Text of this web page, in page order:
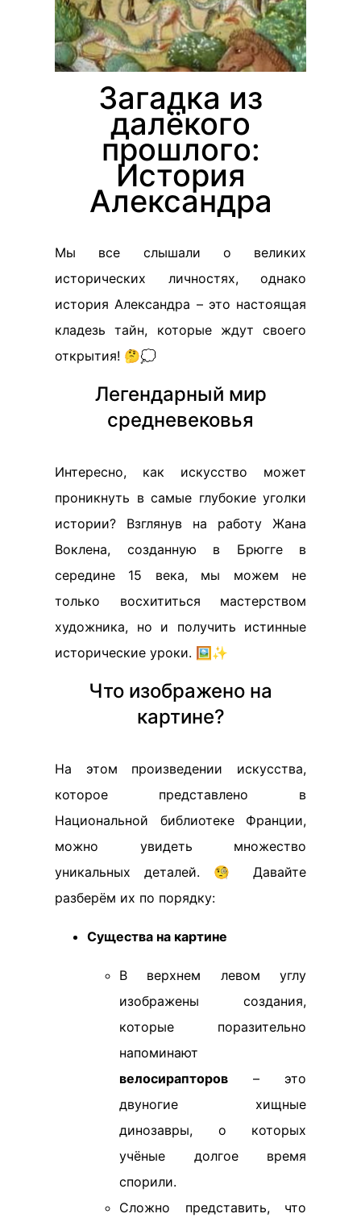
Загадка из
далёкого
прошлого:
История
Александра
Мы все слышали о великих
исторических личностях, однако
история Александра – это настоящая
кладезь тайн, которые ждут своего
открытия! 🤔💭
Легендарный мир
средневековья
Интересно, как искусство может
проникнуть в самые глубокие уголки
истории? Взглянув на работу Жана
Воклена, созданную в Брюгге в
середине 15 века, мы можем не
только восхититься мастерством
художника, но и получить истинные
исторические уроки. 🖼️✨
Что изображено на
картине?
На этом произведении искусства,
которое представлено в
Национальной библиотеке Франции,
можно увидеть множество
уникальных деталей. 🧐 Давайте
разберём их по порядку:
Существа на картине
В верхнем левом углу
изображены создания,
которые поразительно
напоминают
велосирапторов – это
двуногие хищные
динозавры, о которых
учёные долгое время
спорили.
Сложно представить, что